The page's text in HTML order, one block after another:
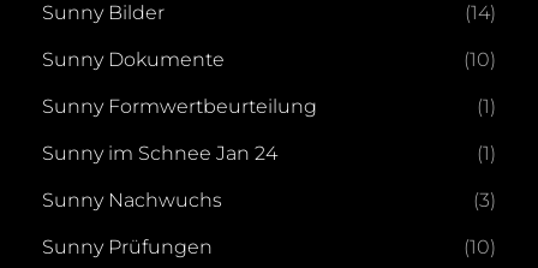
Sunny Bilder (14)
Sunny Dokumente (10)
Sunny Formwertbeurteilung (1)
Sunny im Schnee Jan 24 (1)
Sunny Nachwuchs (3)
Sunny Prüfungen (10)